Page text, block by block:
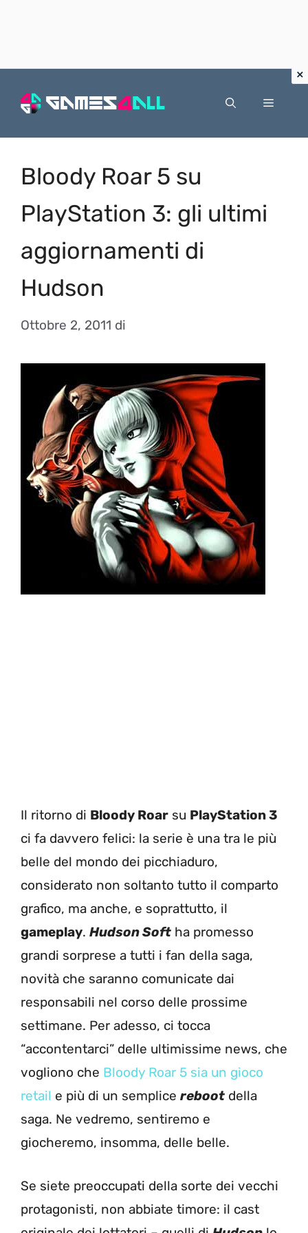
Menu
Bloody Roar 5 su
PlayStation 3: gli ultimi
aggiornamenti di
Hudson
Ottobre 2, 2011 di
Il ritorno di Bloody Roar su PlayStation 3
ci fa davvero felici: la serie è una tra le più
belle del mondo dei picchiaduro,
considerato non soltanto tutto il comparto
grafico, ma anche, e soprattutto, il
gameplay. Hudson Soft ha promesso
grandi sorprese a tutti i fan della saga,
novità che saranno comunicate dai
responsabili nel corso delle prossime
settimane. Per adesso, ci tocca
“accontentarci” delle ultimissime news, che
vogliono che Bloody Roar 5 sia un gioco
retail e più di un semplice reboot della
saga. Ne vedremo, sentiremo e
giocheremo, insomma, delle belle.
Se siete preoccupati della sorte dei vecchi
protagonisti, non abbiate timore: il cast